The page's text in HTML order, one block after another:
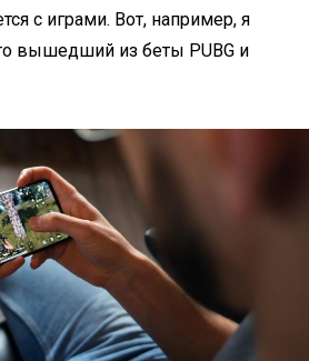
с играми. Вот, например, я
вышедший из беты PUBG и